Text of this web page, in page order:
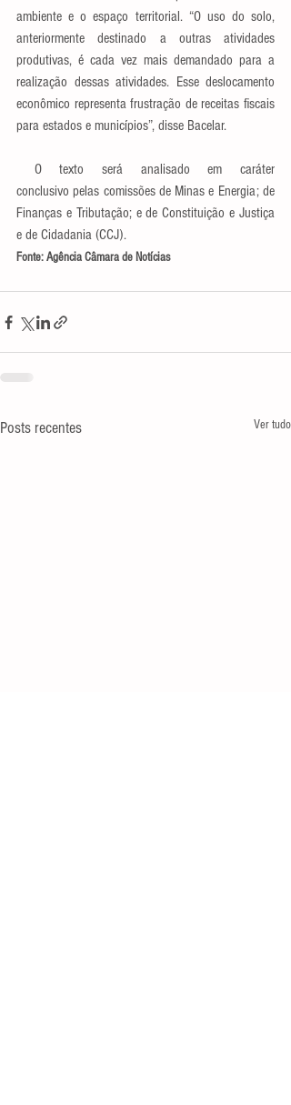
ambiente e o espaço territorial. “O uso do solo,
anteriormente destinado a outras atividades
produtivas, é cada vez mais demandado para a
realização dessas atividades. Esse deslocamento
econômico representa frustração de receitas fiscais
para estados e municípios”, disse Bacelar.
O texto será analisado em caráter
conclusivo pelas comissões de Minas e Energia; de
Finanças e Tributação; e de Constituição e Justiça
e de Cidadania (CCJ).
Fonte: Agência Câmara de Notícias
Posts recentes Ver tudo